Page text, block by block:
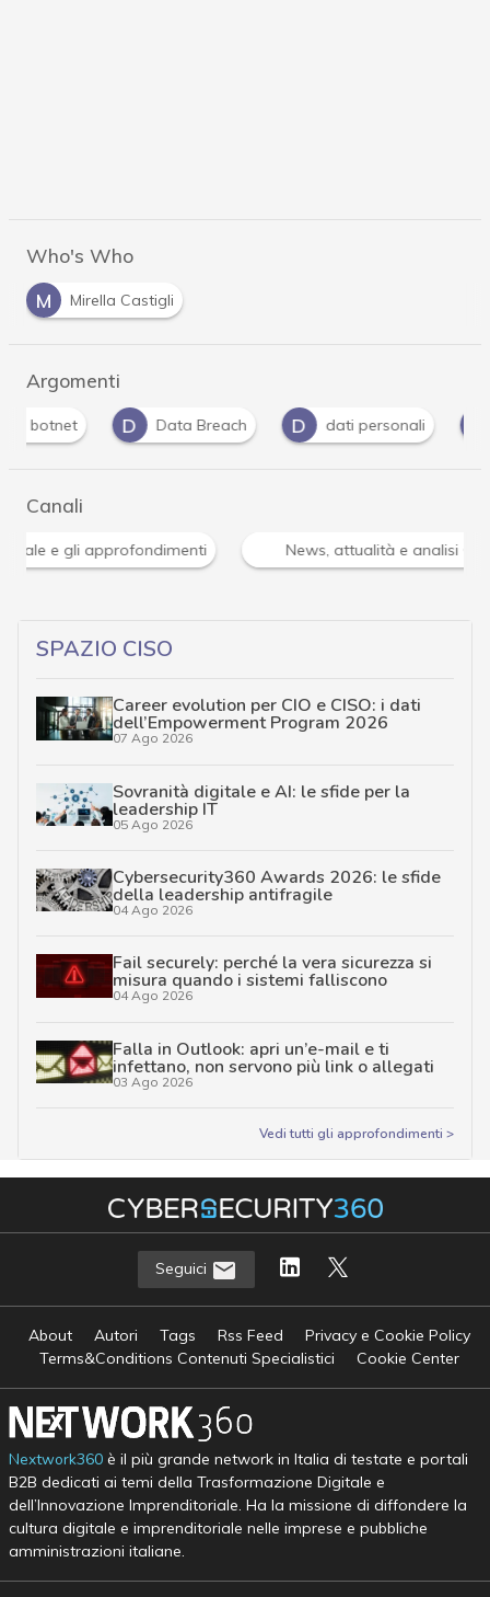
Who's Who
M
Mirella Castigli
Argomenti
D
Data Breach D dati personali H Hacker
Canali
Attacchi hacker e Malware: le ultime news in tempo
SPAZIO CISO
Career evolution per CIO e CISO: i dati
dell’Empowerment Program 2026
07 Ago 2026
Sovranità digitale e AI: le sfide per la
leadership IT
05 Ago 2026
Cybersecurity360 Awards 2026: le sfide
della leadership antifragile
04 Ago 2026
Fail securely: perché la vera sicurezza si
misura quando i sistemi falliscono
04 Ago 2026
Falla in Outlook: apri un’e-mail e ti
infettano, non servono più link o allegati
03 Ago 2026
Vedi tutti gli approfondimenti >
Seguici
About Autori Tags Rss Feed
Privacy e Cookie Policy
Terms&Conditions Contenuti Specialistici
Cookie Center
Nextwork360è il più grande network in Italia di testate e portali
B2B dedicati ai temi della Trasformazione Digitale e
dell’Innovazione Imprenditoriale. Ha la missione di diffondere la
cultura digitale e imprenditoriale nelle imprese e pubbliche
amministrazioni italiane.